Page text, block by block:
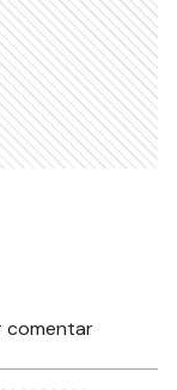
comentar